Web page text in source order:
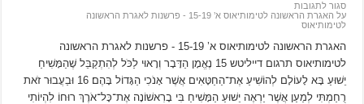
סגור לתגובות
על האגרת הראשונה לטימותיאוס א’ 15-19 ‫- פרשנות לאגרת הראשונה
לטימותיאוס
האגרת הראשונה לטימותיאוס א’ 15-19 ‫- פרשנות לאגרת הראשונה
לטימותיאוס תרגום דייליטש 15 נֶאֱמָן הַדָּבָר וְרָאוּי לַכֹּל לְהִתְקַבֵּל שֶׁהַמָּשִׁיחַ
יֵשׁוּעַ בָּא לָעוֹלָם לְהוֹשִׁיעַ אֶת־הַחַטָּאִים אֲשֶׁר אָנֹכִי הַגָּדוֹל בָּהֶם׃ 16 וּבַעֲבוּר זֹאת
רֻחַמְתִּי לְמַעַן אֲשֶׁר יַרְאֶה יֵשׁוּעַ הַמָּשִׁיחַ בִּי בָרִאשׁוֹנָה אֶת־כָּל־אֹרֶךְ רוּחוֹ לִהְיוֹתִי